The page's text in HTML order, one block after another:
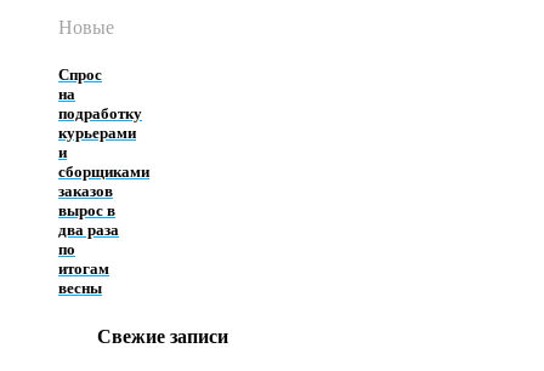
Новые
Спрос
на
подработку
курьерами
и
сборщиками
заказов
вырос в
два раза
по
итогам
весны
Свежие записи